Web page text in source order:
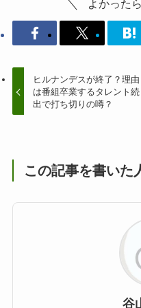
よかった
ヒルナンデスが終了？理由
は番組卒業するタレント続
出で打ち切りの噂？
この記事を書いた
谷